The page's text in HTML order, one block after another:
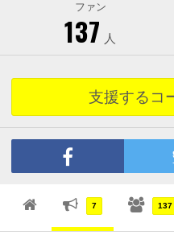
ファン
137 人
支援するコ
7 137